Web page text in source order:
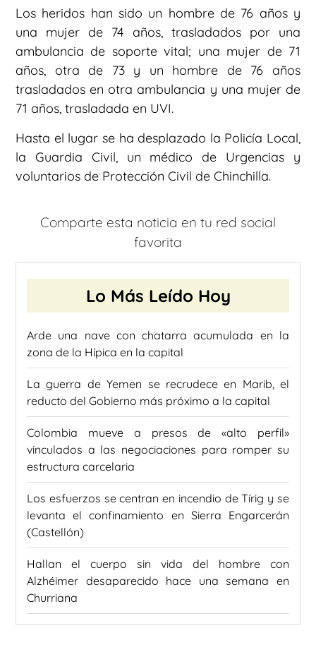
Los heridos han sido un hombre de 76 años y
una mujer de 74 años, trasladados por una
ambulancia de soporte vital; una mujer de 71
años, otra de 73 y un hombre de 76 años
trasladados en otra ambulancia y una mujer de
71 años, trasladada en UVI.
Hasta el lugar se ha desplazado la Policía Local,
la Guardia Civil, un médico de Urgencias y
voluntarios de Protección Civil de Chinchilla.
Comparte esta noticia en tu red social
favorita
Lo Más Leído Hoy
Arde una nave con chatarra acumulada en la
zona de la Hípica en la capital
La guerra de Yemen se recrudece en Marib, el
reducto del Gobierno más próximo a la capital
Colombia mueve a presos de «alto perfil»
vinculados a las negociaciones para romper su
estructura carcelaria
Los esfuerzos se centran en incendio de Tírig y se
levanta el confinamiento en Sierra Engarcerán
(Castellón)
Hallan el cuerpo sin vida del hombre con
Alzhéimer desaparecido hace una semana en
Churriana